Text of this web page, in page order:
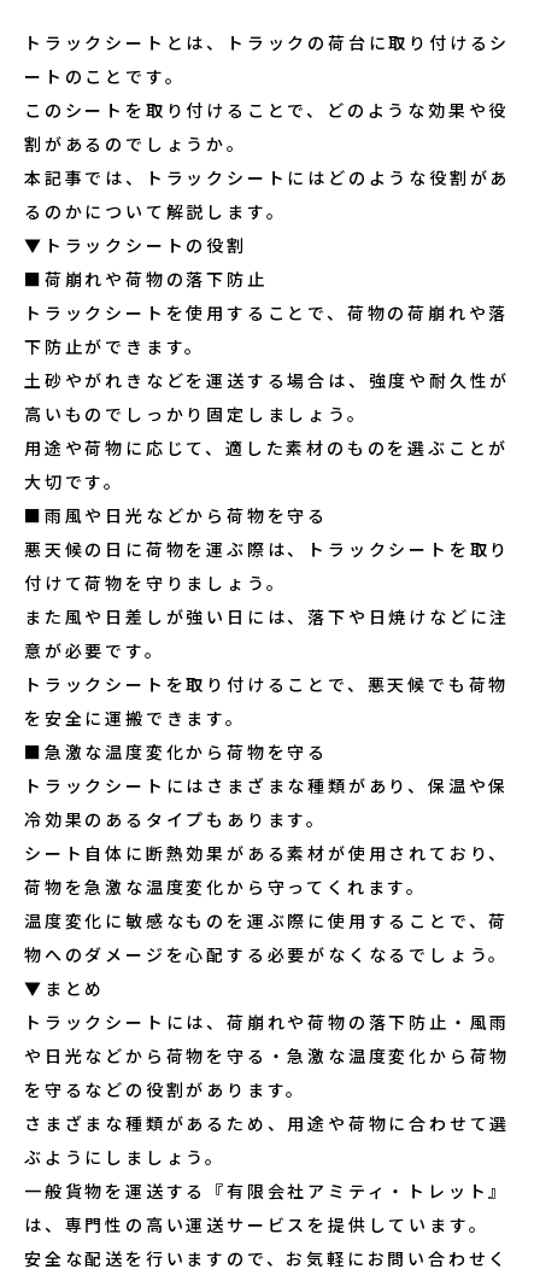
トラックシートとは、トラックの荷台に取り付けるシ
ートのことです。
このシートを取り付けることで、どのような効果や役
割があるのでしょうか。
本記事では、トラックシートにはどのような役割があ
るのかについて解説します。
▼トラックシートの役割
■荷崩れや荷物の落下防止
トラックシートを使用することで、荷物の荷崩れや落
下防止ができます。
土砂やがれきなどを運送する場合は、強度や耐久性が
高いものでしっかり固定しましょう。
用途や荷物に応じて、適した素材のものを選ぶことが
大切です。
■雨風や日光などから荷物を守る
悪天候の日に荷物を運ぶ際は、トラックシートを取り
付けて荷物を守りましょう。
また風や日差しが強い日には、落下や日焼けなどに注
意が必要です。
トラックシートを取り付けることで、悪天候でも荷物
を安全に運搬できます。
■急激な温度変化から荷物を守る
トラックシートにはさまざまな種類があり、保温や保
冷効果のあるタイプもあります。
シート自体に断熱効果がある素材が使用されており、
荷物を急激な温度変化から守ってくれます。
温度変化に敏感なものを運ぶ際に使用することで、荷
物へのダメージを心配する必要がなくなるでしょう。
▼まとめ
トラックシートには、荷崩れや荷物の落下防止・風雨
や日光などから荷物を守る・急激な温度変化から荷物
を守るなどの役割があります。
さまざまな種類があるため、用途や荷物に合わせて選
ぶようにしましょう。
一般貨物を運送する『有限会社アミティ・トレット』
は、専門性の高い運送サービスを提供しています。
安全な配送を行いますので、お気軽にお問い合わせく